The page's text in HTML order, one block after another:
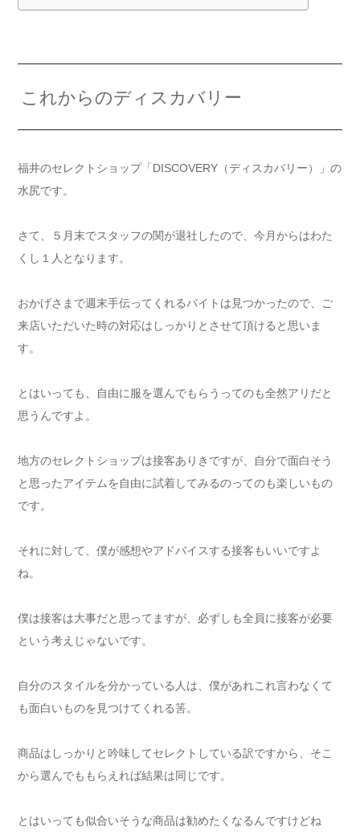
これからのディスカバリー
福井のセレクトショップ「DISCOVERY（ディスカバリー）」の
水尻です。
さて、５月末でスタッフの関が退社したので、今月からはわた
くし１人となります。
おかげさまで週末手伝ってくれるバイトは見つかったので、ご
来店いただいた時の対応はしっかりとさせて頂けると思いま
す。
とはいっても、自由に服を選んでもらうってのも全然アリだと
思うんですよ。
地方のセレクトショップは接客ありきですが、自分で面白そう
と思ったアイテムを自由に試着してみるのってのも楽しいもの
です。
それに対して、僕が感想やアドバイスする接客もいいですよ
ね。
僕は接客は大事だと思ってますが、必ずしも全員に接客が必要
という考えじゃないです。
自分のスタイルを分かっている人は、僕があれこれ言わなくて
も面白いものを見つけてくれる筈。
商品はしっかりと吟味してセレクトしている訳ですから、そこ
から選んでももらえれば結果は同じです。
とはいっても似合いそうな商品は勧めたくなるんですけどね